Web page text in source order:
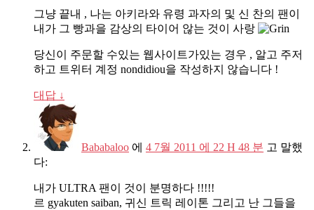
그냥 끝내 , 나는 아키라와 유령 과자의 및 신 찬의 팬이
내가 그 빵과을 감상의 타이어 않는 것이 사랑
당신이 주문할 수있는 웹사이트가있는 경우 , 알고 주저
하고 트위터 계정 nondidiou을 작성하지 않습니다 !
대답 ↓
Bababaloo 에 4 7월 2011 에 22 H 48 분 고 말했
다:
내가 ULTRA 팬이 것이 분명하다 !!!!!
르 gyakuten saiban, 귀신 트릭 레이톤 그리고 난 그들을